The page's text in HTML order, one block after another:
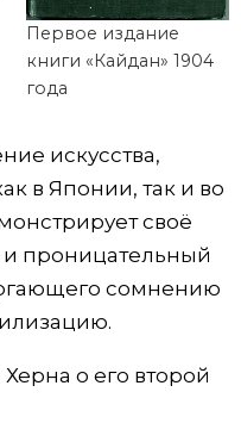
Первое издание
книги «Кайдан» 1904
года
искусства,
в Японии, так и во
своё
и проницательный
сомнению
о его второй